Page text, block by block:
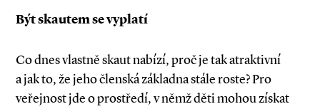
Být skautem se vyplatí
Co dnes vlastně skaut nabízí, proč je tak atraktivní
a jak to, že jeho členská základna stále roste? Pro
veřejnost jde o prostředí, v němž děti mohou získat